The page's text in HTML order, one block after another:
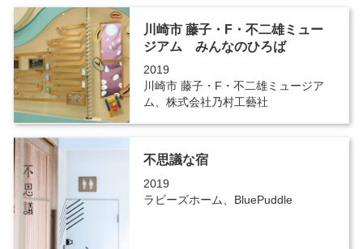
川崎市 藤子・F・不二雄ミュー
ジアム みんなのひろば
2019
川崎市 藤子・F・不二雄ミュージア
ム、株式会社乃村工藝社
不思議な宿
2019
ラビーズホーム、BluePuddle